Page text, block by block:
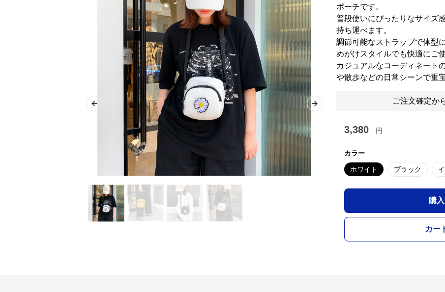
Previous slide Next slide
ポーチです。
普段使いにぴったりなサイズ
持ち運べます。
調節可能なストラップで体型
めがけスタイルでも快適にご
カジュアルなコーディネート
や散歩などの日常シーンで重
ご注文確定か
3,380 円
カラー
ホワイト ブラック
購
カー